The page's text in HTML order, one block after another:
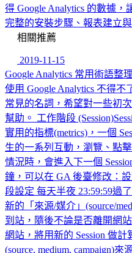
得 Google Analytics 的數據
完整的安裝步驟、報表建立
相關推薦
2019-11-15
Google Analytics 常用術語整理
使用 Google Analytics 不得
常見的名詞，希望對一些初
幫助。 工作階段
實用的指標(metrics)，一個
生的一系列互動，瀏覽、點
情況時，會進入下一個
鐘，可以在 GA 後臺修改：
段設定 每天半夜 23:59:59過
新的「來源/媒介」(source/
到站，隨後不論是否離開網
網站，將用新的 Session 做
(source, medium, campaign)